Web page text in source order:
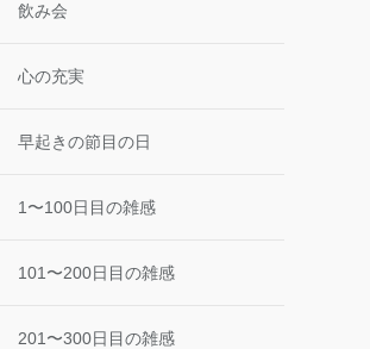
飲み会
心の充実
早起きの節目の日
1〜100日目の雑感
101〜200日目の雑感
201〜300日目の雑感